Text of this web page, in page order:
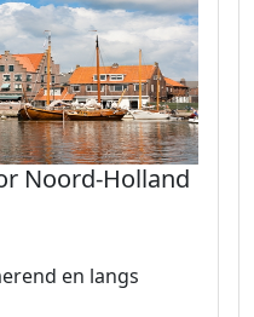
Noord-Holland
en langs